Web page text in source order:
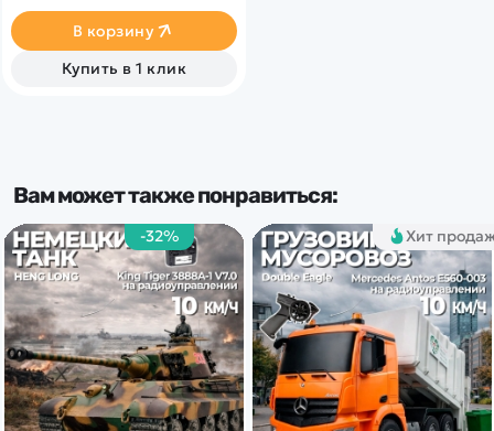
направлениям
В корзину
Купить в 1 клик
Вам может также понравиться:
Хит
-32%